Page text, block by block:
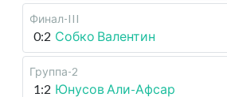
Финал-III
0:2 Собко Валентин
Группа-2
1:2 Юнусов Али-Афсар